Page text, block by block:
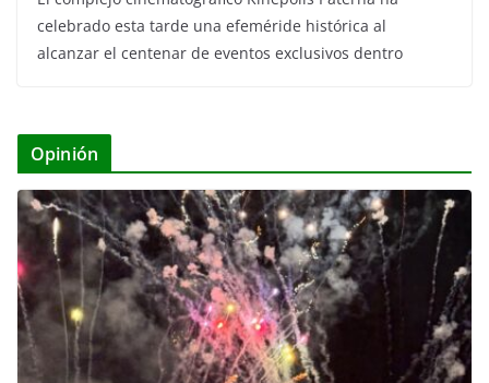
celebrado esta tarde una efeméride histórica al
alcanzar el centenar de eventos exclusivos dentro
Opinión